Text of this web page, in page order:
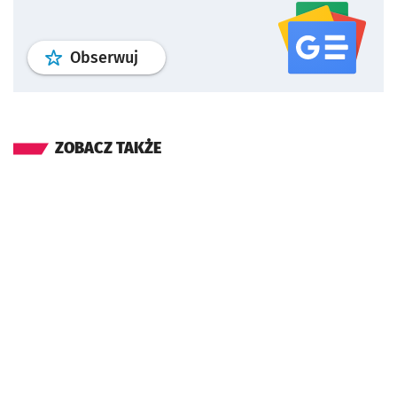
Obserwuj profil serwisu
ZOBACZ TAKŻE